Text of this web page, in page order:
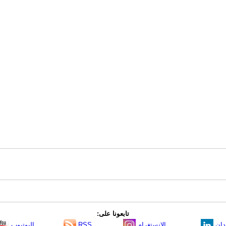
تابعونا على: